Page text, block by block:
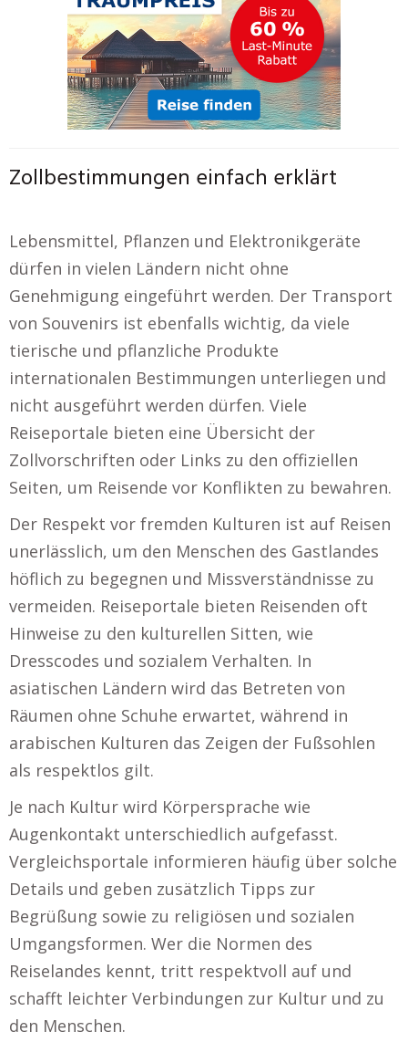
Zollbestimmungen einfach erklärt
Lebensmittel, Pflanzen und Elektronikgeräte
dürfen in vielen Ländern nicht ohne
Genehmigung eingeführt werden. Der Transport
von Souvenirs ist ebenfalls wichtig, da viele
tierische und pflanzliche Produkte
internationalen Bestimmungen unterliegen und
nicht ausgeführt werden dürfen. Viele
Reiseportale bieten eine Übersicht der
Zollvorschriften oder Links zu den offiziellen
Seiten, um Reisende vor Konflikten zu bewahren.
Der Respekt vor fremden Kulturen ist auf Reisen
unerlässlich, um den Menschen des Gastlandes
höflich zu begegnen und Missverständnisse zu
vermeiden. Reiseportale bieten Reisenden oft
Hinweise zu den kulturellen Sitten, wie
Dresscodes und sozialem Verhalten. In
asiatischen Ländern wird das Betreten von
Räumen ohne Schuhe erwartet, während in
arabischen Kulturen das Zeigen der Fußsohlen
als respektlos gilt.
Je nach Kultur wird Körpersprache wie
Augenkontakt unterschiedlich aufgefasst.
Vergleichsportale informieren häufig über solche
Details und geben zusätzlich Tipps zur
Begrüßung sowie zu religiösen und sozialen
Umgangsformen. Wer die Normen des
Reiselandes kennt, tritt respektvoll auf und
schafft leichter Verbindungen zur Kultur und zu
den Menschen.